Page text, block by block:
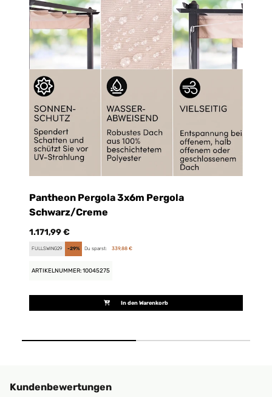
Pantheon Pergola 3x6m Pergola
Schwarz/Creme
1.171,99 €
FULLSWING29 -29% Du sparst: 339,88 €
ARTIKELNUMMER: 10045275
In den Warenkorb
Kundenbewertungen